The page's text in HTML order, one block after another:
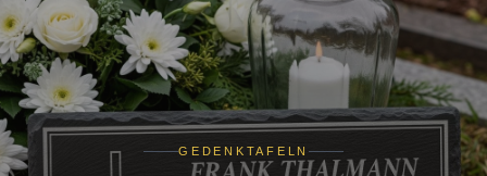
GEDENKTAFELN